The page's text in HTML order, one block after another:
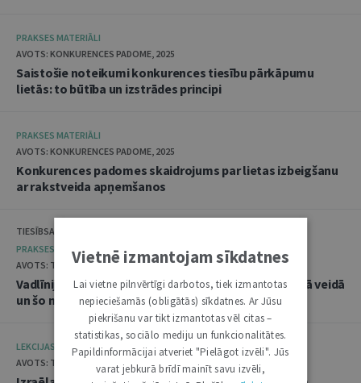
PRAKSES MATERIĀLI
AVOTS: KONKURENCES PADOME, 2025
Saistošie noteikumi konkurences tiesību pārkāpumu
lietās: to būtība un izstrādes principi
PRAKSES MATERIĀLI
AVOTS: KONKURENCES PADOME, 2025
Konkurences padomes skaidrojums par lietas izbeigšanu
ar rakstveida apņemšanos
TIESĪBSARGA BIROJS, DATU VALSTS INSPEKCIJA
PRAKSES MATERIĀLI
AVOTS: TIESĪBSARGA BIROJS, 2025
Vadlīnijas "Amatpersonu datu apstrāde audiovizuālā veidā
un šo materiālu publicēšana"
LEKCIJAS
AVOTS: TIESLIETU AKADĒMIJA, 2025
Vietnē izmantojam sīkdatnes
Lai vietne pilnvērtīgi darbotos, tiek izmantotas
nepieciešamās (obligātās) sīkdatnes. Ar Jūsu
piekrišanu var tikt izmantotas vēl citas –
statistikas, sociālo mediju un funkcionalitātes.
Papildinformācijai atveriet "Pielāgot izvēli". Jūs
varat jebkurā brīdī mainīt savu izvēli,